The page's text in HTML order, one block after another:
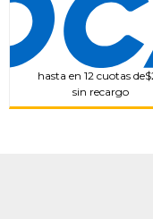
hasta en 12 cuotas de
sin recargo